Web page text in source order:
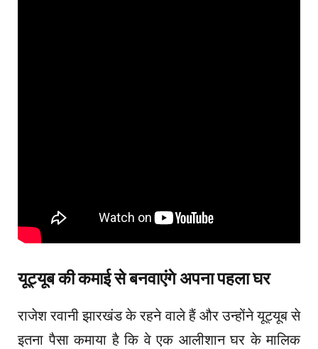
यूट्यूब की कमाई से बनवाएंगे अपना पहला घर
राजेश रवानी झारखंड के रहने वाले हैं और उन्होंने यूट्यूब से
इतना पैसा कमाया है कि वे एक आलीशान घर के मालिक